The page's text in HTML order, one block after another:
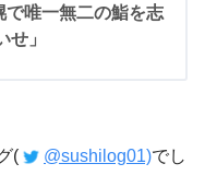
で唯一無二の鮨を志
せ」
( @sushilog01)でし